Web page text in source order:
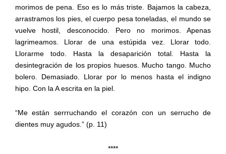
morimos de pena. Eso es lo más triste. Bajamos la cabeza,
arrastramos los pies, el cuerpo pesa toneladas, el mundo se
vuelve hostil, desconocido. Pero no morimos. Apenas
lagrimeamos. Llorar de una estúpida vez. Llorar todo.
Llorarme todo. Hasta la desaparición total. Hasta la
desintegración de los propios huesos. Mucho tango. Mucho
bolero. Demasiado. Llorar por lo menos hasta el indigno
hipo. Con la A escrita en la piel.
“Me están serrruchando el corazón con un serrucho de
dientes muy agudos.” (p. 11)
****